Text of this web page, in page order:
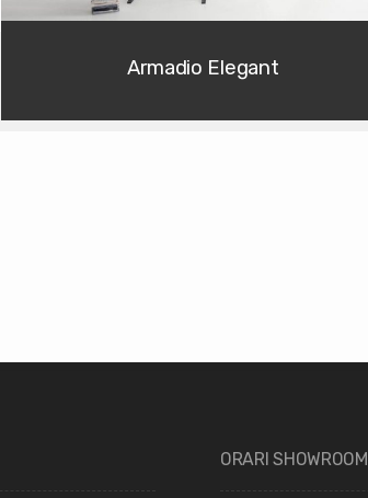
Armadio Elegant
ORARI SHOWROOM